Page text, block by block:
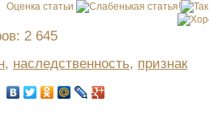
Оценка статьи
2 645
, наследственность, признак